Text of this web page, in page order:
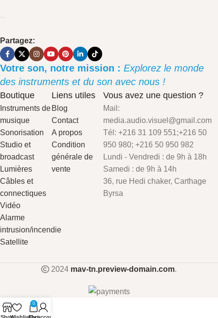
Partagez:
Votre son, notre mission : Explorez le monde
des instruments et du son avec nous !
Boutique
Instruments de
musique
Sonorisation
Studio et
broadcast
Lumières
Câbles et
connectiques
Vidéo
Alarme
intrusion/incendie
Satellite
Liens utiles
Blog
Contact
A propos
Condition
générale de
vente
Vous avez une question ?
Mail:
media.audio.visuel@gmail.com
Tél: +216 31 109 551;+216 50
950 980; +216 50 950 982
Lundi - Vendredi : de 9h à 18h
Samedi : de 9h à 14h
36, rue Hedi chaker, Carthage
Byrsa
2024 mav-tn.preview-domain.com.
0